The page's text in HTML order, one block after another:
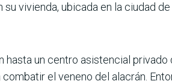
vivienda, ubicada en la ciudad
hasta un centro asistencial
el veneno del alacrán.